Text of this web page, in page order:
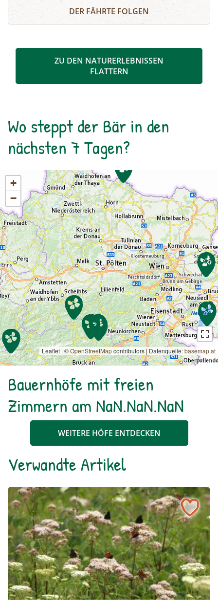
Steilhang oberhalb der Möllschlucht beherbergt
seltene Kräuter, die sonst nur in Felsspalten
Kräuterwanderung Heiligenblut
DER FÄHRTE FOLGEN
ZU DEN NATURERLEBNISSEN
FLATTERN
Wo steppt der Bär in den
nächsten 7 Tagen?
+
−
Leaflet | ©OpenStreetMapcontributors | Datenquelle:basemap.at
Bauernhöfe mit freien
Zimmern am NaN.NaN.NaN
WEITERE HÖFE ENTDECKEN
Verwandte Artikel
Ein blühendes Schmetterlingsbeet für Groß und Klein